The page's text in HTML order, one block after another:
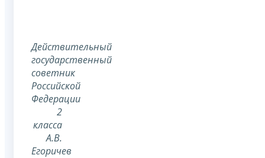
Действительный
государственный
советник
Российской
Федерации
2
класса
А.В.
Егоричев